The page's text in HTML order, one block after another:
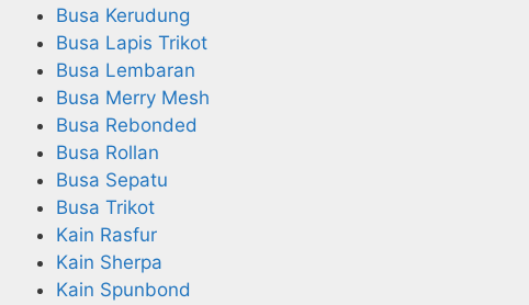
Busa Kerudung
Busa Lapis Trikot
Busa Lembaran
Busa Merry Mesh
Busa Rebonded
Busa Rollan
Busa Sepatu
Busa Trikot
Kain Rasfur
Kain Sherpa
Kain Spunbond